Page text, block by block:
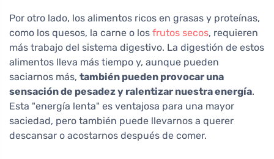
Por otro lado, los alimentos ricos en grasas y proteínas,
como los quesos, la carne o los frutos secos, requieren
más trabajo del sistema digestivo. La digestión de estos
alimentos lleva más tiempo y, aunque pueden
saciarnos más, también pueden provocar una
sensación de pesadez y ralentizar nuestra energía.
Esta "energía lenta" es ventajosa para una mayor
saciedad, pero también puede llevarnos a querer
descansar o acostarnos después de comer.